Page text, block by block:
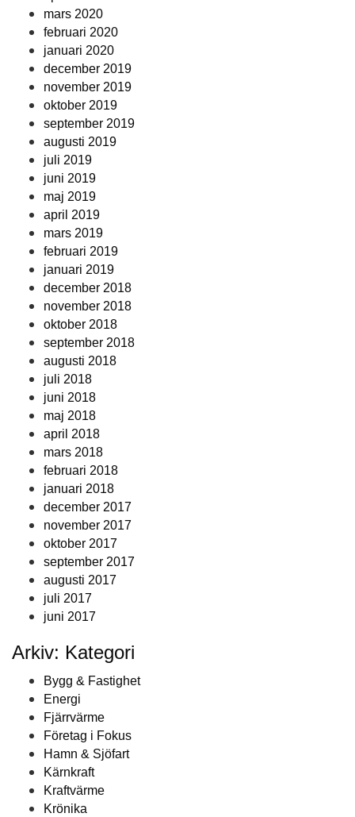
mars 2020
februari 2020
januari 2020
december 2019
november 2019
oktober 2019
september 2019
augusti 2019
juli 2019
juni 2019
maj 2019
april 2019
mars 2019
februari 2019
januari 2019
december 2018
november 2018
oktober 2018
september 2018
augusti 2018
juli 2018
juni 2018
maj 2018
april 2018
mars 2018
februari 2018
januari 2018
december 2017
november 2017
oktober 2017
september 2017
augusti 2017
juli 2017
juni 2017
Arkiv: Kategori
Bygg & Fastighet
Energi
Fjärrvärme
Företag i Fokus
Hamn & Sjöfart
Kärnkraft
Kraftvärme
Krönika